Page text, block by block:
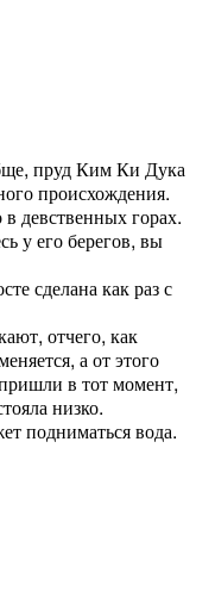
пруд Ким Ки Дука
происхождения.
девственных горах.
у его берегов, вы
сделана как раз с
отчего, как
а от этого
в тот момент,
низко.
подниматься вода.